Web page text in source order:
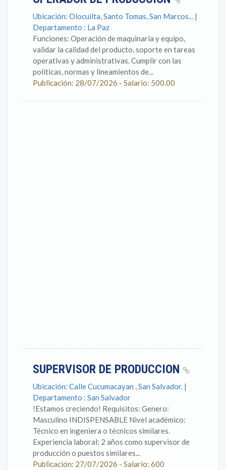
Ubicación: Olocuilta, Santo Tomas, San Marcos... |
Departamento : La Paz
Funciones: Operación de maquinaria y equipo,
validar la calidad del producto, soporte en tareas
operativas y administrativas. Cumplir con las
políticas, normas y lineamientos de...
Publicación: 28/07/2026 - Salario: 500.00
SUPERVISOR DE PRODUCCION
Ubicación: Calle Cucumacayan , San Salvador. |
Departamento : San Salvador
!Estamos creciendo! Requisitos: Genero:
Masculino INDISPENSABLE Nivel académico:
Técnico en ingeniera o técnicos similares.
Experiencia laboral: 2 años como supervisor de
producción o puestos similares...
Publicación: 27/07/2026 - Salario: 600